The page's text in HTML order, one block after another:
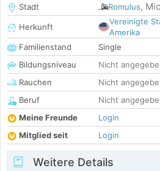
Stadt
Romulus,
Herkunft
Vereinigte
Amerika
Familienstand
Single
Bildungsniveau
Nicht
Rauchen
Nicht
Beruf
Nicht
Meine Freunde
Login
Mitglied seit
Login
Weitere Details